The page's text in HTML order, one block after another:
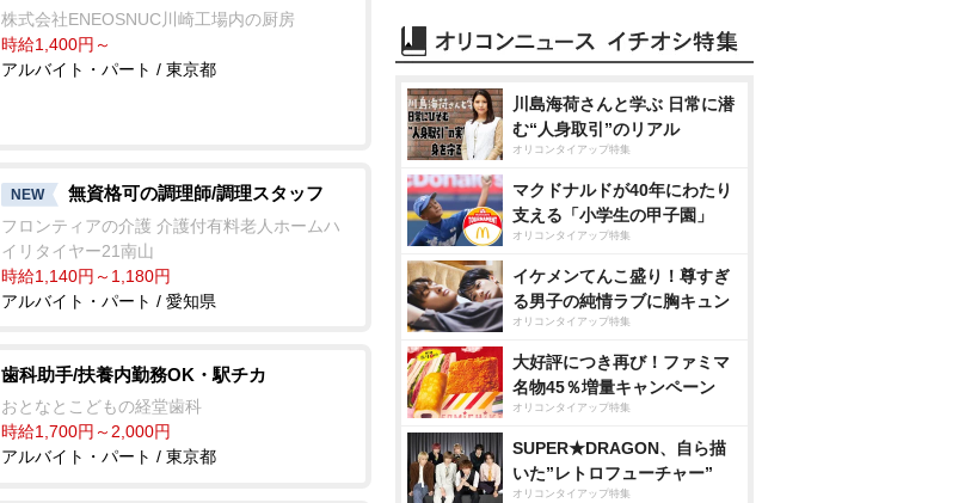
株式会社ENEOSNUC川崎工場内の厨房
時給1,400円～
アルバイト・パート / 東京都
NEW 無資格可の調理師/調理スタッフ
フロンティアの介護 介護付有料老人ホームハ
イリタイヤー21南山
時給1,140円～1,180円
アルバイト・パート / 愛知県
歯科助手/扶養内勤務OK・駅チカ
おとなとこどもの経堂歯科
時給1,700円～2,000円
アルバイト・パート / 東京都
川島海荷さんと学ぶ 日常に潜
む“人身取引”のリアル
オリコンタイアップ特集
マクドナルドが40年にわたり
支える「小学生の甲子園」
オリコンタイアップ特集
イケメンてんこ盛り！尊すぎ
る男子の純情ラブに胸キュン
オリコンタイアップ特集
大好評につき再び！ファミマ
名物45％増量キャンペーン
オリコンタイアップ特集
SUPER★DRAGON、自ら描
いた”レトロフューチャー”
オリコンタイアップ特集